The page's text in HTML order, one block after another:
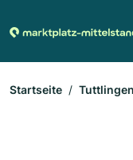
Startseite Tuttlingen